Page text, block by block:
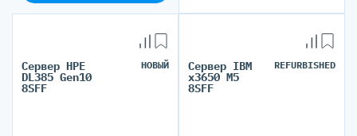
Сервер HPE
DL385 Gen10
8SFF
НОВЫЙ Сервер IBM
x3650 M5
8SFF
REFURBISHED